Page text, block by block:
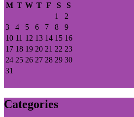
M T W T F S S
1
2
3
4 5 6 7 8
9
10 11 12 13 14 15 16
17 18 19 20 21 22 23
24 25 26 27 28 29 30
31
Categories